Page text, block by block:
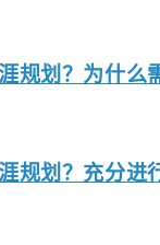
规划？为什么
规划？充分进